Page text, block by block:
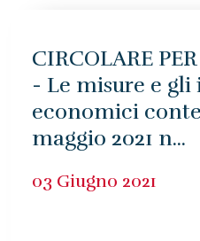
CIRCOLARE
- Le misure e
economici
maggio 2021 n...
03 Giugno 2021